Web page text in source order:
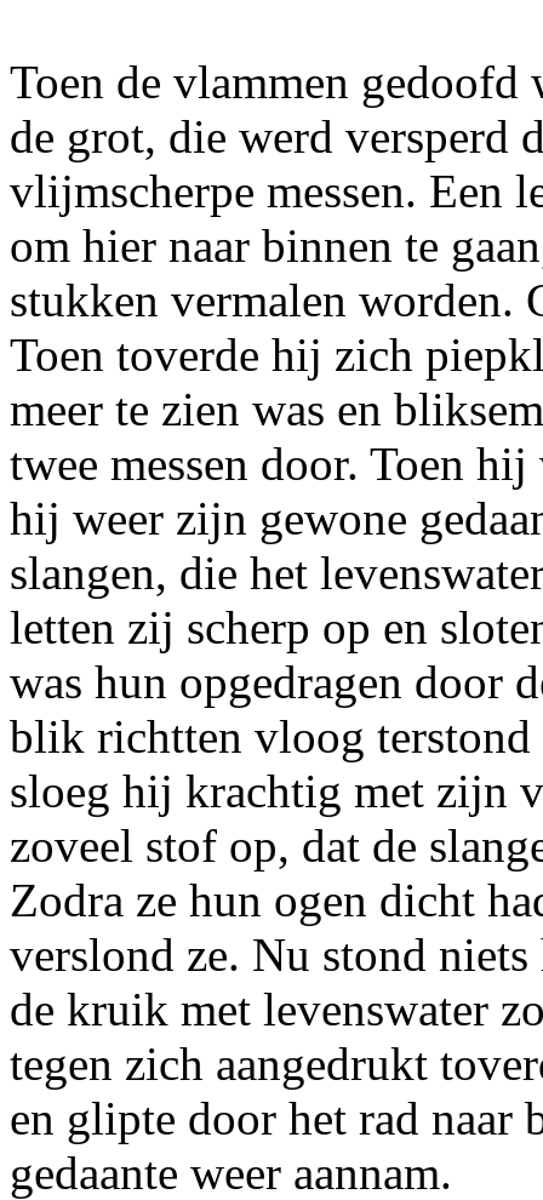
Toen de vlammen gedoofd
de grot, die werd versperd
vlijmscherpe messen. Een
om hier naar binnen te
stukken vermalen worden.
Toen toverde hij zich
meer te zien was en
twee messen door. Toen
hij weer zijn gewone
slangen, die het
letten zij scherp op en
was hun opgedragen door
blik richtten vloog terstond
sloeg hij krachtig met zijn
zoveel stof op, dat de
Zodra ze hun ogen dicht
verslond ze. Nu stond
de kruik met levenswater
tegen zich aangedrukt
en glipte door het rad naar
gedaante weer aannam.